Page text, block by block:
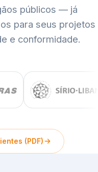
públicos — já
para seus projetos
e conformidade.
(PDF)